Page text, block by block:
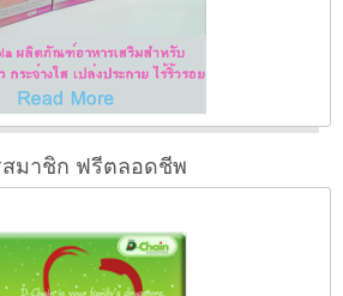
มาชิก ฟรีตลอดชีพ